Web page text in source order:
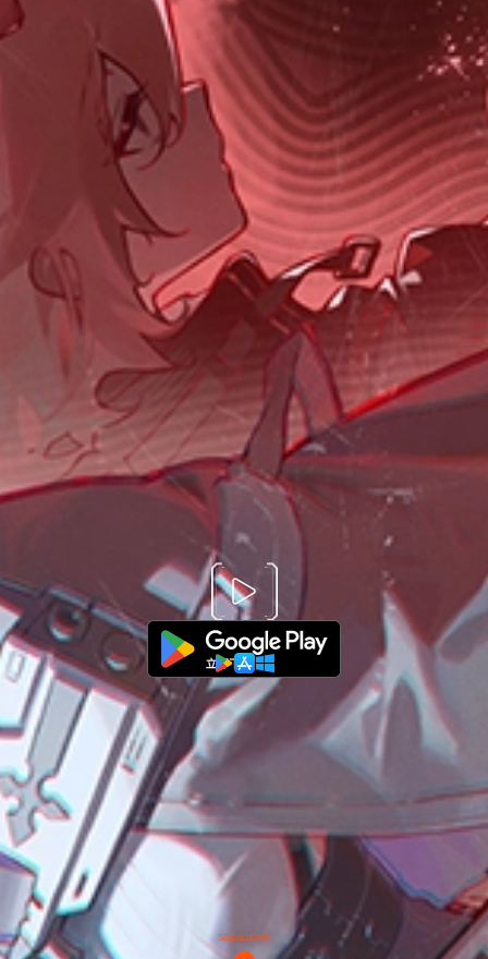
SCROLL DOWN